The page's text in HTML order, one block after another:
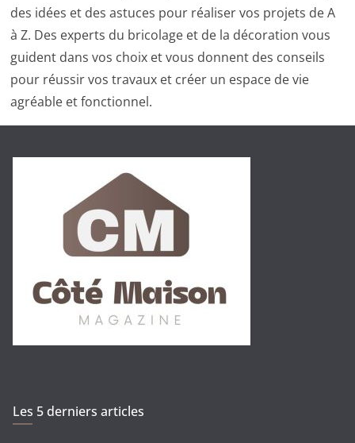
des idées et des astuces pour réaliser vos projets de A
à Z. Des experts du bricolage et de la décoration vous
guident dans vos choix et vous donnent des conseils
pour réussir vos travaux et créer un espace de vie
agréable et fonctionnel.
Les 5 derniers articles